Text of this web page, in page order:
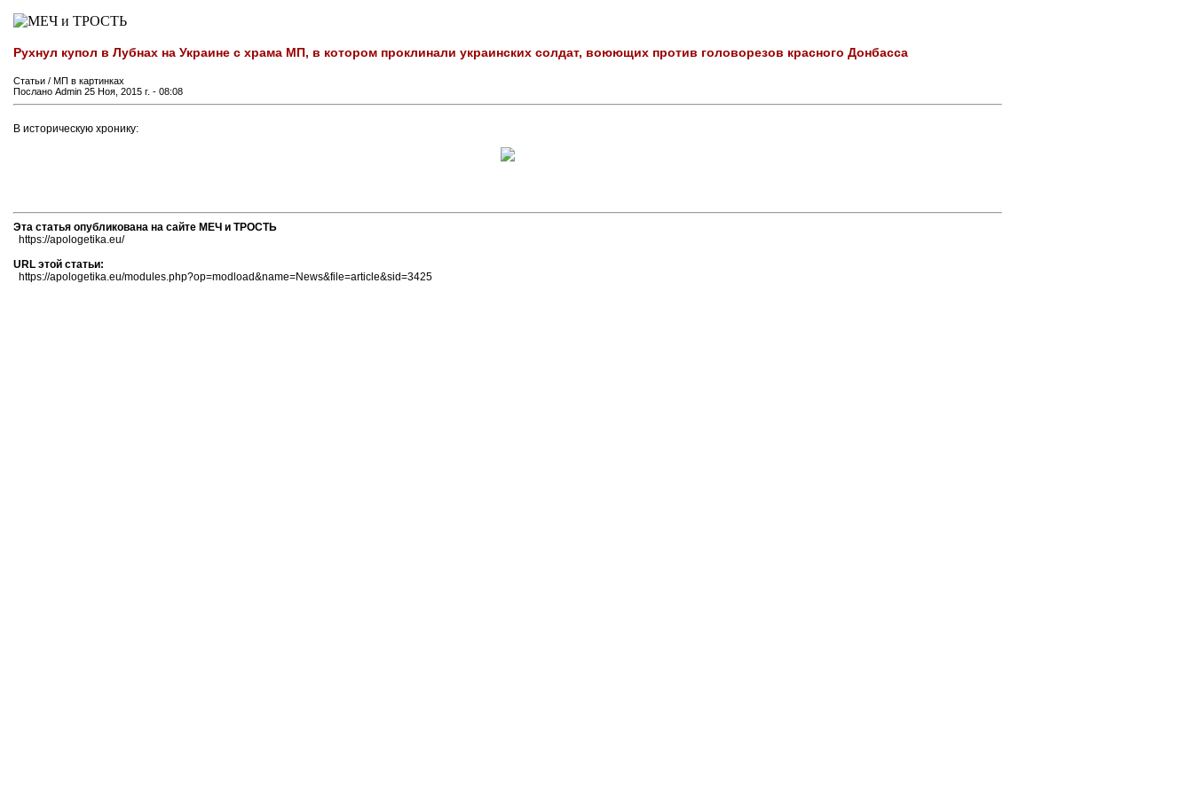
Рухнул купол в Лубнах на Украине с храма МП, в котором проклинали украинских солдат, воюющих против головорезов красного Донбасса
Статьи / МП в картинках
Послано Admin 25 Ноя, 2015 г. - 08:08
В историческую хронику:
Эта статья опубликована на сайте МЕЧ и ТРОСТЬ
https://apologetika.eu/
URL этой статьи:
https://apologetika.eu/modules.php?op=modload&name=News&file=article&sid=3425